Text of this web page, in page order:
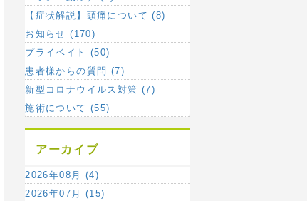
【症状解説】頭痛について (8)
お知らせ (170)
プライベイト (50)
患者様からの質問 (7)
新型コロナウイルス対策 (7)
施術について (55)
アーカイブ
2026年08月 (4)
2026年07月 (15)